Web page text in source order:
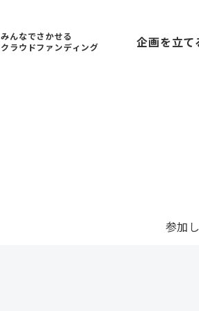
みんなでさかせる
クラウドファンディング
企画を立て
参加